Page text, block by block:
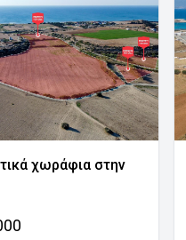
χωράφια στην